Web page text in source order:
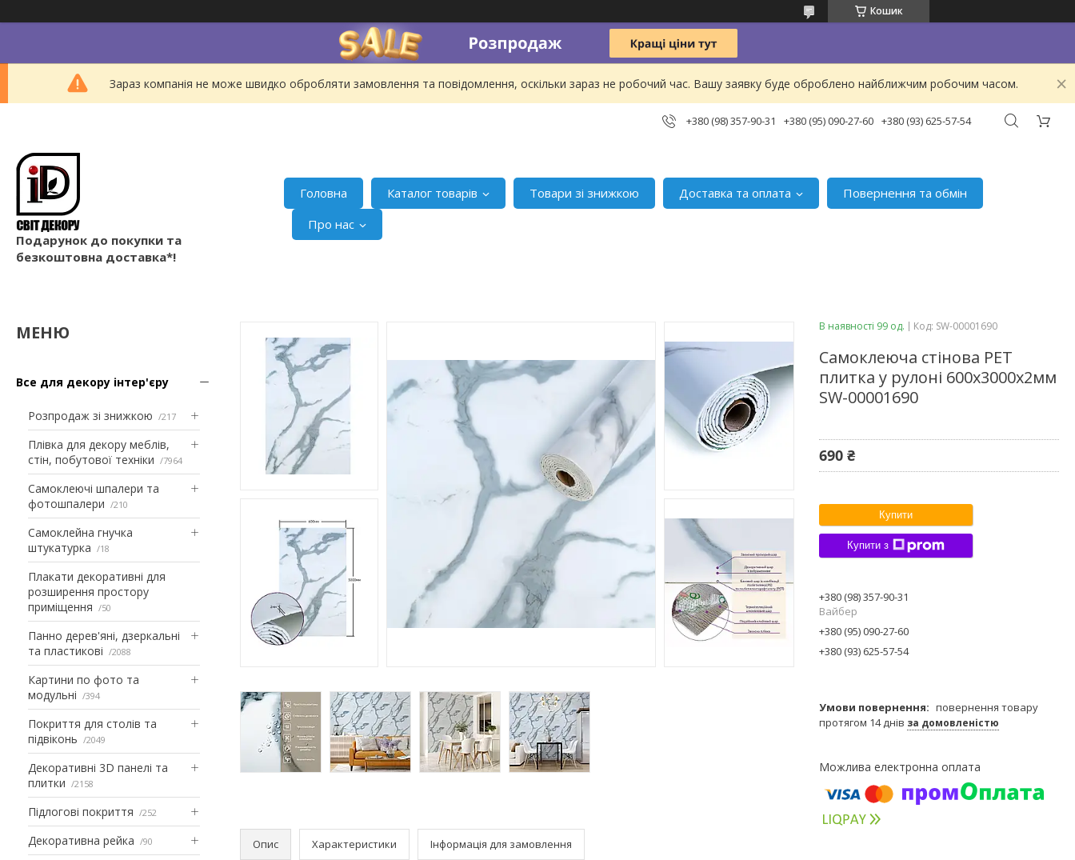
Кошик
Зараз компанія не може швидко обробляти замовлення та повідомлення, оскільки зараз не робочий час. Вашу заявку буде оброблено найближчим робочим часом.
+380 (98) 357-90-31 +380 (95) 090-27-60 +380 (93) 625-57-54
Подарунок до покупки та
безкоштовна доставка*!
Головна Каталог товарів Товари зі знижкою Доставка та оплата
Повернення та обмін
Про нас
Все для декору інтер'єру
Розпродаж зі знижкою 217
Плівка для декору меблів,
стін, побутової техніки
7964
Самоклеючі шпалери та
фотошпалери
210
Самоклейна гнучка
штукатурка
18
Плакати декоративні для
розширення простору
приміщення
50
Панно дерев'яні, дзеркальні
та пластикові
2088
Картини по фото та
модульні
394
Покриття для столів та
підвіконь
2049
Декоративні 3D панелі та
плитки
2158
Підлогові покриття 252
Декоративна рейка 90 Опис Характеристики Інформація для замовлення
В наявності 99 од. Код: SW-00001690
Самоклеюча стінова PET
плитка у рулоні 600х3000х2мм
SW-00001690
690 ₴
Купити
Купити з
+380 (98) 357-90-31
Вайбер
+380 (95) 090-27-60
+380 (93) 625-57-54
повернення товару
протягом 14 днів за домовленістю